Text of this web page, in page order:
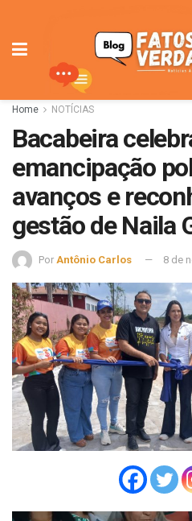
Home NOTÍCIAS
Bacabeira
emancipação
avanços e
gestão de Naila
Por Antônio Carlos 8 de